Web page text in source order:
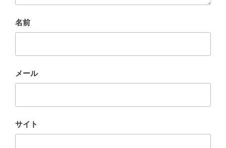
名前
メール
サイト